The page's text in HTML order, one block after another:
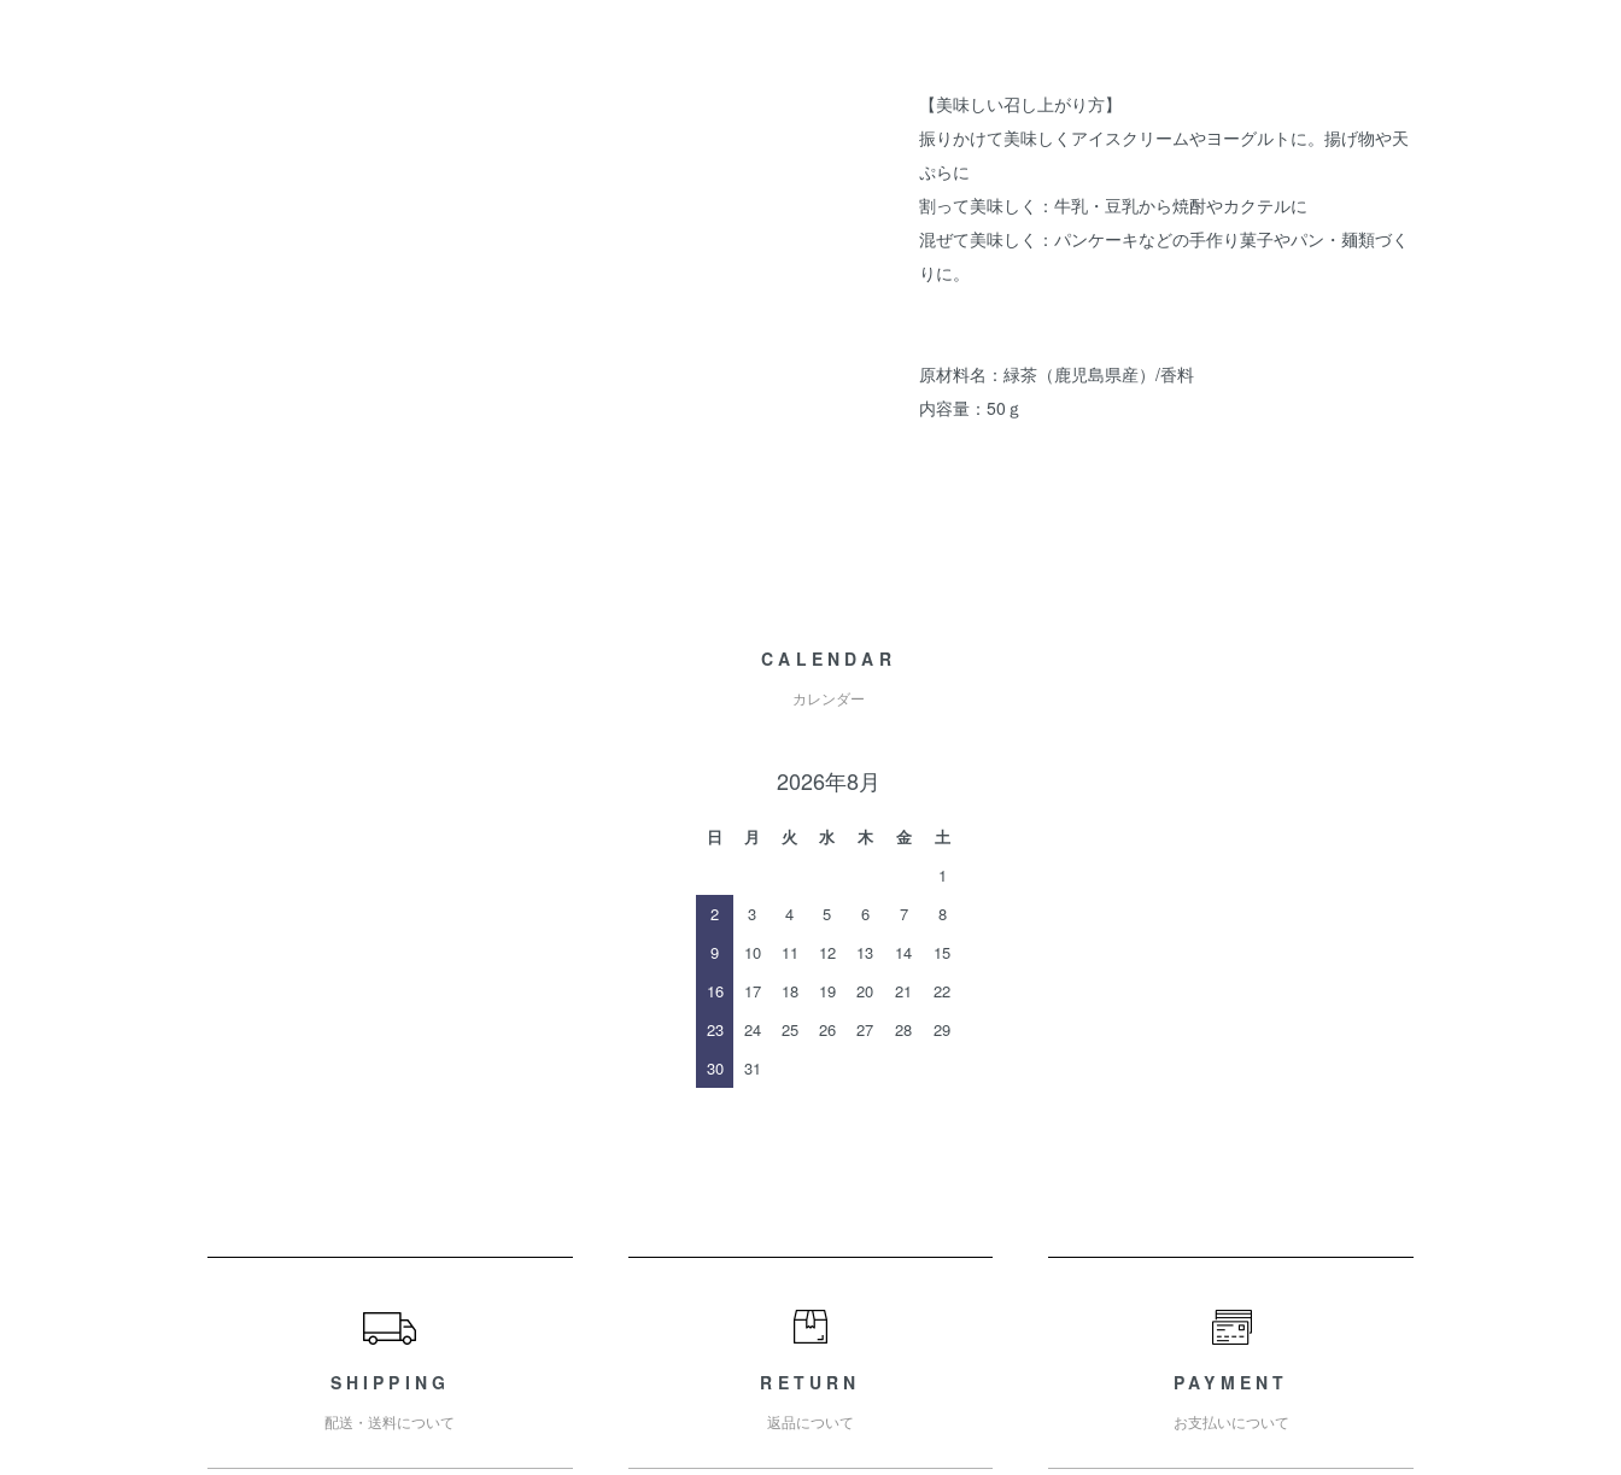
【美味しい召し上がり方】
振りかけて美味しくアイスクリームやヨーグルトに。揚げ物や天
ぷらに
割って美味しく：牛乳・豆乳から焼酎やカクテルに
混ぜて美味しく：パンケーキなどの手作り菓子やパン・麺類づく
りに。
原材料名：緑茶（鹿児島県産）/香料
内容量：50ｇ
CALENDAR
カレンダー
2026年8月
日 月 火 水 木 金
土
1
2
3 4 5 6 7
8
9
10 11 12 13 14
15
16
17 18 19 20 21
22
23
24 25 26 27 28
29
30
31
SHIPPING
配送・送料について
RETURN
返品について
PAYMENT
お支払いについて